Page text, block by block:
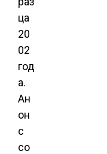
ца
20
02
год
а.
Ан
он
с
со